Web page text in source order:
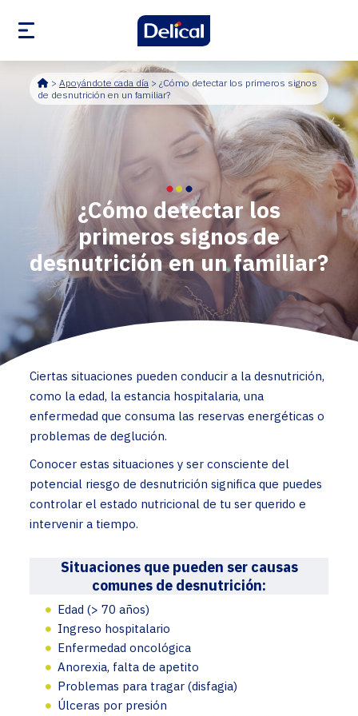
Accueil
> Apoyándote cada día > ¿Cómo detectar los primeros signos
de desnutrición en un familiar?
¿Cómo detectar los
primeros signos de
desnutrición en un familiar?
Ciertas situaciones pueden conducir a la desnutrición,
como la edad, la estancia hospitalaria, una
enfermedad que consuma las reservas energéticas o
problemas de deglución.
Conocer estas situaciones y ser consciente del
potencial riesgo de desnutrición significa que puedes
controlar el estado nutricional de tu ser querido e
intervenir a tiempo.
Situaciones que pueden ser causas
comunes de desnutrición:
Edad (> 70 años)
Ingreso hospitalario
Enfermedad oncológica
Anorexia, falta de apetito
Problemas para tragar (disfagia)
Úlceras por presión